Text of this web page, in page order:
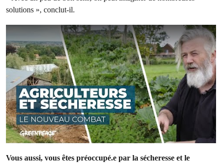
solutions », conclut-il.
Vous aussi, vous êtes préoccupé.e par la sécheresse et le